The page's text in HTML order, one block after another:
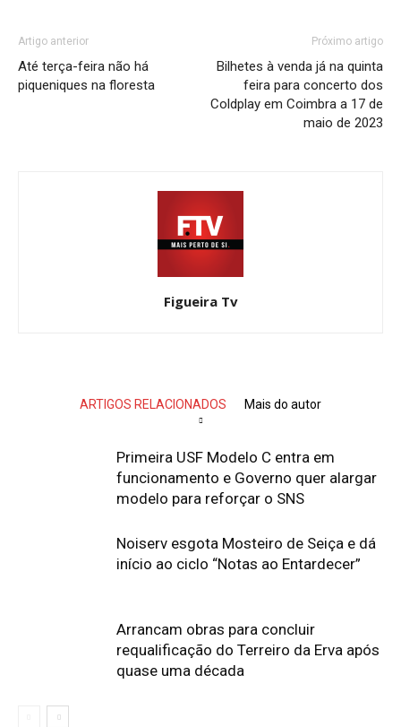
Artigo anterior
Até terça-feira não há
piqueniques na floresta
Próximo artigo
Bilhetes à venda já na quinta
feira para concerto dos
Coldplay em Coimbra a 17 de
maio de 2023
Figueira Tv
ARTIGOS RELACIONADOS Mais do autor
Primeira USF Modelo C entra em
funcionamento e Governo quer alargar
modelo para reforçar o SNS
Noiserv esgota Mosteiro de Seiça e dá
início ao ciclo “Notas ao Entardecer”
Arrancam obras para concluir
requalificação do Terreiro da Erva após
quase uma década